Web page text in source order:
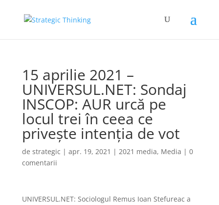
15 aprilie 2021 –
UNIVERSUL.NET: Sondaj
INSCOP: AUR urcă pe
locul trei în ceea ce
priveşte intenţia de vot
de strategic | apr. 19, 2021 | 2021 media, Media | 0
comentarii
UNIVERSUL.NET: Sociologul Remus Ioan Stefureac a